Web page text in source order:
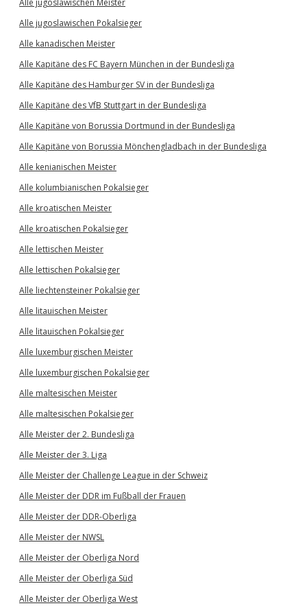
Alle jugoslawischen Meister
Alle jugoslawischen Pokalsieger
Alle kanadischen Meister
Alle Kapitäne des FC Bayern München in der Bundesliga
Alle Kapitäne des Hamburger SV in der Bundesliga
Alle Kapitäne des VfB Stuttgart in der Bundesliga
Alle Kapitäne von Borussia Dortmund in der Bundesliga
Alle Kapitäne von Borussia Mönchengladbach in der Bundesliga
Alle kenianischen Meister
Alle kolumbianischen Pokalsieger
Alle kroatischen Meister
Alle kroatischen Pokalsieger
Alle lettischen Meister
Alle lettischen Pokalsieger
Alle liechtensteiner Pokalsieger
Alle litauischen Meister
Alle litauischen Pokalsieger
Alle luxemburgischen Meister
Alle luxemburgischen Pokalsieger
Alle maltesischen Meister
Alle maltesischen Pokalsieger
Alle Meister der 2. Bundesliga
Alle Meister der 3. Liga
Alle Meister der Challenge League in der Schweiz
Alle Meister der DDR im Fußball der Frauen
Alle Meister der DDR-Oberliga
Alle Meister der NWSL
Alle Meister der Oberliga Nord
Alle Meister der Oberliga Süd
Alle Meister der Oberliga West